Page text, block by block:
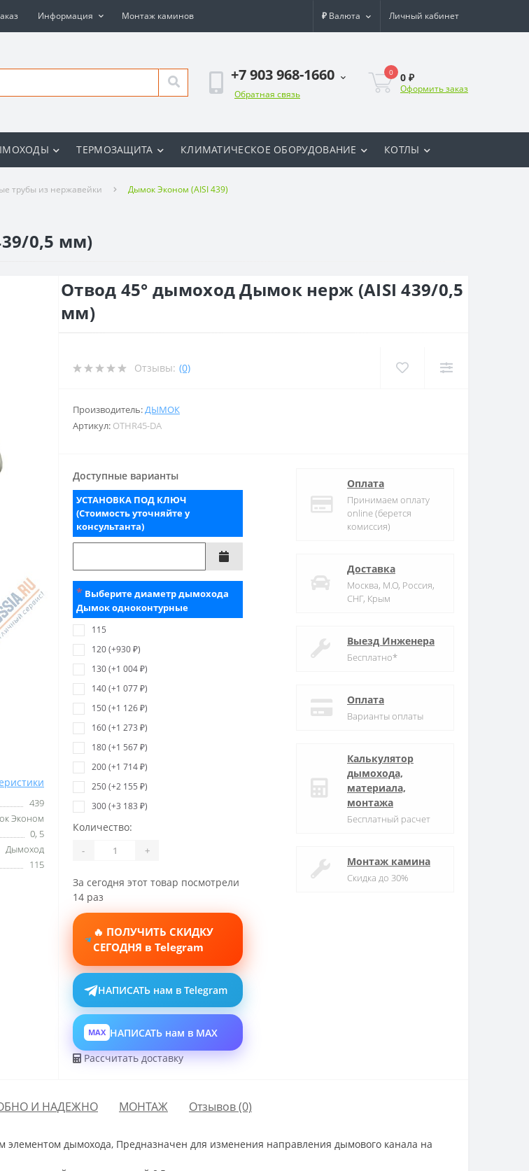
Информация Монтаж каминов ₽ Валюта Личный кабинет
+7 903 968-1660
Обратная связь
0 0 ₽
Оформить заказ
ТЕРМОЗАЩИТА КЛИМАТИЧЕСКОЕ ОБОРУДОВАНИЕ КОТЛЫ
трубы из нержавейки Дымок Эконом (AISI 439)
0,5 мм)
439
Эконом
0, 5
Дымоход
115
Отвод 45° дымоход Дымок нерж (AISI 439/0,5
мм)
Отзывы: (0)
Производитель:ДЫМОК
Артикул: ОТНR45-DA
Доступные варианты
УСТАНОВКА ПОД КЛЮЧ
(Стоимость уточняйте у
консультанта)
* Выберите диаметр дымохода
Дымок одноконтурные
115
120 (+930 ₽)
130 (+1 004 ₽)
140 (+1 077 ₽)
150 (+1 126 ₽)
160 (+1 273 ₽)
180 (+1 567 ₽)
200 (+1 714 ₽)
250 (+2 155 ₽)
300 (+3 183 ₽)
Количество:
- +
За сегодня этот товар посмотрели
14 раз
🔥 ПОЛУЧИТЬ СКИДКУ
СЕГОДНЯ в Telegram
НАПИСАТЬ нам в Telegram
MAX НАПИСАТЬ нам в MAX
Рассчитать доставку
Оплата
Принимаем оплату
online (берется
комиссия)
Доставка
Москва, М.О, Россия,
СНГ, Крым
Выезд Инженера
Бесплатно*
Оплата
Варианты оплаты
Калькулятор
дымохода,
материала,
монтажа
Бесплатный расчет
Монтаж камина
Скидка до 30%
И НАДЕЖНО МОНТАЖ Отзывов (0)
элементом дымохода, Предназначен для изменения направления дымового канала на